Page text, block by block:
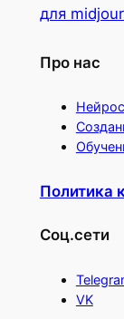
для
Про нас
Политика
Соц.сети
VK